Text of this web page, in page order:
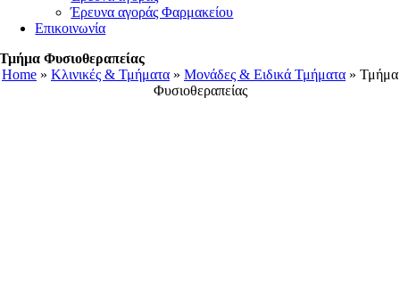
Έρευνα αγοράς Φαρμακείου
Επικοινωνία
Τμήμα Φυσιοθεραπείας
Home » Κλινικές & Τμήματα » Μονάδες & Ειδικά Τμήματα » Τμήμα
Φυσιοθεραπείας